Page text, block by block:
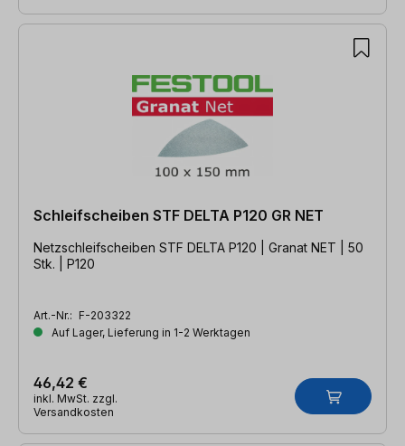
Schleifscheiben STF DELTA P120 GR NET
Netzschleifscheiben STF DELTA P120 | Granat NET | 50
Stk. | P120
Art.-Nr.: F-203322
Auf Lager, Lieferung in 1-2 Werktagen
46,42 €
inkl. MwSt. zzgl.
Versandkosten